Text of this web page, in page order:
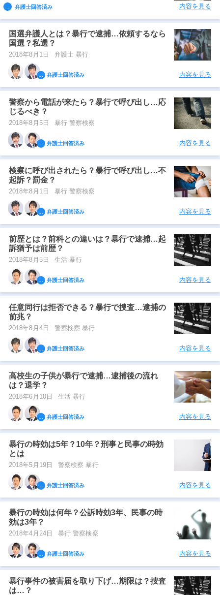
弁護士回答済み 内容を見る
国選弁護人とは？暴行で逮捕…依頼するなら
国選？私選？
2018年8月1日 弁護士 暴行
弁護士回答済み 内容を見る
警察から電話が来たら？暴行で呼び出し…応
じるべき？
2018年8月5日 暴行 警察検察
弁護士回答済み 内容を見る
検察に呼び出されたら？暴行で呼び出し…不
起訴？罰金？
2018年8月1日 暴行 警察検察
弁護士回答済み 内容を見る
前歴とは？前科との違いは？暴行で逮捕…起
訴猶予は前歴？
2018年8月5日 生活 暴行
弁護士回答済み 内容を見る
任意同行は拒否できる？暴行で捜査…逮捕の
前兆？
2018年8月4日 警察検察 暴行
弁護士回答済み 内容を見る
高校生の子供が暴行で逮捕…逮捕後の流れ
は？退学？
2018年6月10日 生活 暴行
弁護士回答済み 内容を見る
暴行の時効は5年？10年？刑事と民事の時効
とは
2018年5月19日 警察検察 暴行
弁護士回答済み 内容を見る
暴行の時効は何年？公訴時効3年、民事の時
効は3年？
2018年4月24日 暴行 警察検察
弁護士回答済み 内容を見る
暴行事件の被害届を取り下げ…期限は？捜査
は…？